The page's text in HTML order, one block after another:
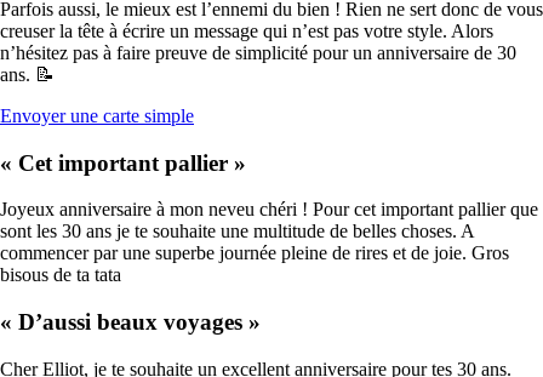
Parfois aussi, le mieux est l’ennemi du bien ! Rien ne sert donc de vous
creuser la tête à écrire un message qui n’est pas votre style. Alors
n’hésitez pas à faire preuve de simplicité pour un anniversaire de 30
ans. 📝
Envoyer une carte simple
« Cet important pallier »
Joyeux anniversaire à mon neveu chéri ! Pour cet important pallier que
sont les 30 ans je te souhaite une multitude de belles choses. A
commencer par une superbe journée pleine de rires et de joie. Gros
bisous de ta tata
« D’aussi beaux voyages »
Cher Elliot, je te souhaite un excellent anniversaire pour tes 30 ans.